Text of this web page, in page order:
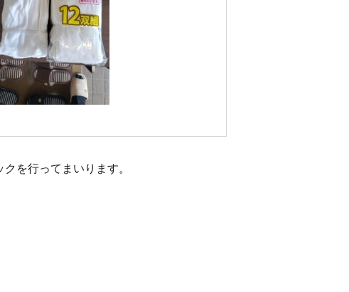
を行ってまいります。